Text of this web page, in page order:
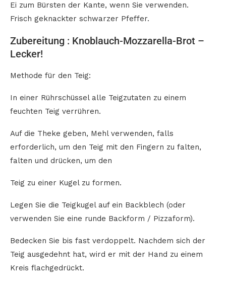
Ei zum Bürsten der Kante, wenn Sie verwenden.
Frisch geknackter schwarzer Pfeffer.
Zubereitung : Knoblauch-Mozzarella-Brot –
Lecker!
Methode für den Teig:
In einer Rührschüssel alle Teigzutaten zu einem
feuchten Teig verrühren.
Auf die Theke geben, Mehl verwenden, falls
erforderlich, um den Teig mit den Fingern zu falten,
falten und drücken, um den
Teig zu einer Kugel zu formen.
Legen Sie die Teigkugel auf ein Backblech (oder
verwenden Sie eine runde Backform / Pizzaform).
Bedecken Sie bis fast verdoppelt. Nachdem sich der
Teig ausgedehnt hat, wird er mit der Hand zu einem
Kreis flachgedrückt.